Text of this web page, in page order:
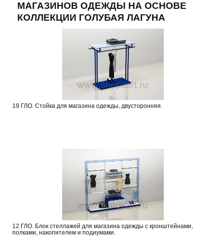
МАГАЗИНОВ ОДЕЖДЫ НА ОСНОВЕ
КОЛЛЕКЦИИ ГОЛУБАЯ ЛАГУНА
19 ГЛО. Стойка для магазина одежды, двусторонняя.
12 ГЛО. Блок стеллажей для магазина одежды с кронштейнами,
полками, накопителем и подиумами.